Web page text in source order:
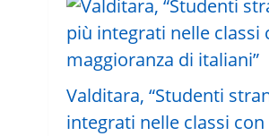
Valditara, “Studenti
integrati nelle classi con